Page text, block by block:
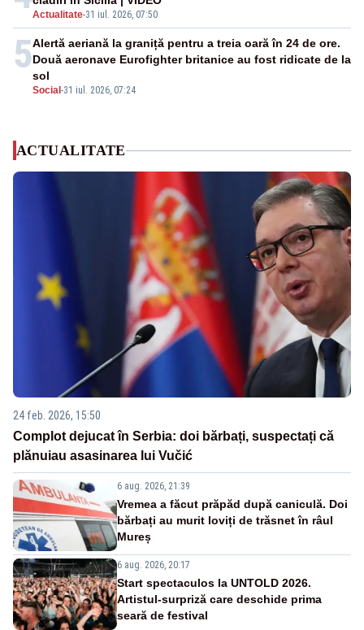
Actualitate-31 iul. 2026, 07:50
5
Social -31 iul. 2026, 07:24
Alertă aeriană la graniță pentru a treia oară în 24 de ore.
Două aeronave Eurofighter britanice au fost ridicate de la
sol
ACTUALITATE
24 feb. 2026, 15:50
Complot dejucat în Serbia: doi bărbați, suspectați că
plănuiau asasinarea lui Vučić
6 aug. 2026, 21:39
Vremea a făcut prăpăd după caniculă. Doi
bărbați au murit loviți de trăsnet în râul
Mureș
6 aug. 2026, 20:17
Start spectaculos la UNTOLD 2026.
Artistul-surpriză care deschide prima
seară de festival